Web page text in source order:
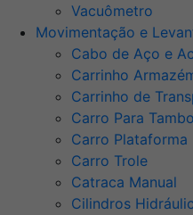
Vacuômetro
Movimentação e
Cabo de Aço e
Carrinho
Carrinho de
Carro Para
Carro Plataforma
Carro Trole
Catraca Manual
Cilindros